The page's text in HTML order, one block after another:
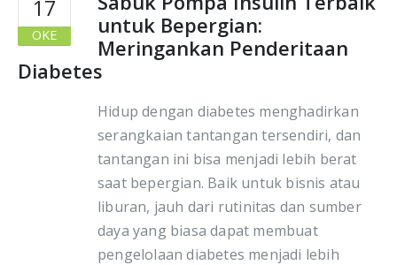
17
OKE
untuk Bepergian:
Meringankan Penderitaan
Diabetes
Hidup dengan diabetes menghadirkan
serangkaian tantangan tersendiri, dan
tantangan ini bisa menjadi lebih berat
saat bepergian. Baik untuk bisnis atau
liburan, jauh dari rutinitas dan sumber
daya yang biasa dapat membuat
pengelolaan diabetes menjadi lebih